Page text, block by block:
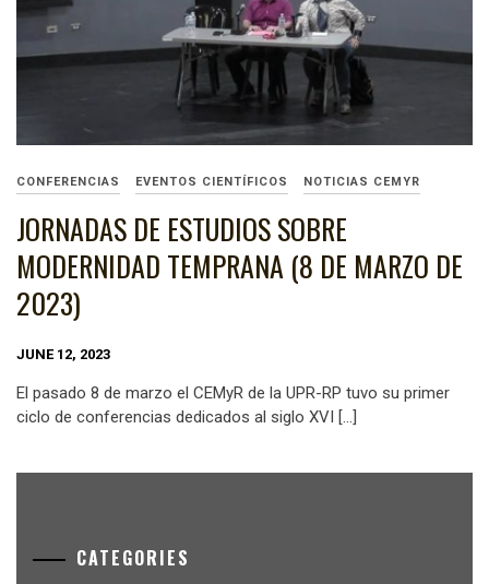
CONFERENCIAS EVENTOS CIENTÍFICOS NOTICIAS CEMYR
JORNADAS DE ESTUDIOS SOBRE
MODERNIDAD TEMPRANA (8 DE MARZO DE
2023)
JUNE 12, 2023
El pasado 8 de marzo el CEMyR de la UPR-RP tuvo su primer
ciclo de conferencias dedicados al siglo XVI […]
CATEGORIES